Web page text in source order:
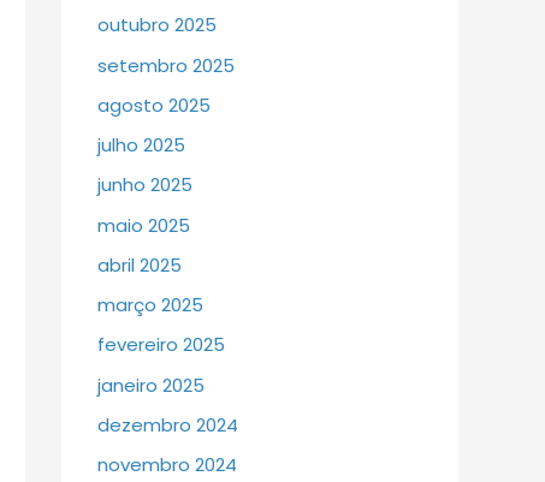
outubro 2025
setembro 2025
agosto 2025
julho 2025
junho 2025
maio 2025
abril 2025
março 2025
fevereiro 2025
janeiro 2025
dezembro 2024
novembro 2024